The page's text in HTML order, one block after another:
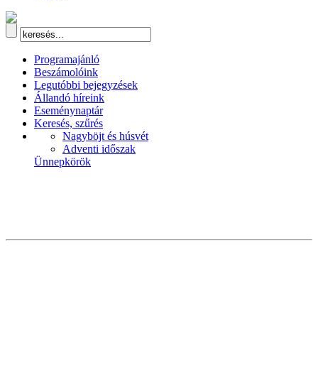
Programajánló
Beszámolóink
Legutóbbi bejegyzések
Állandó híreink
Eseménynaptár
Keresés, szűrés
Nagyböjt és húsvét
Adventi időszak
Ünnepkörök